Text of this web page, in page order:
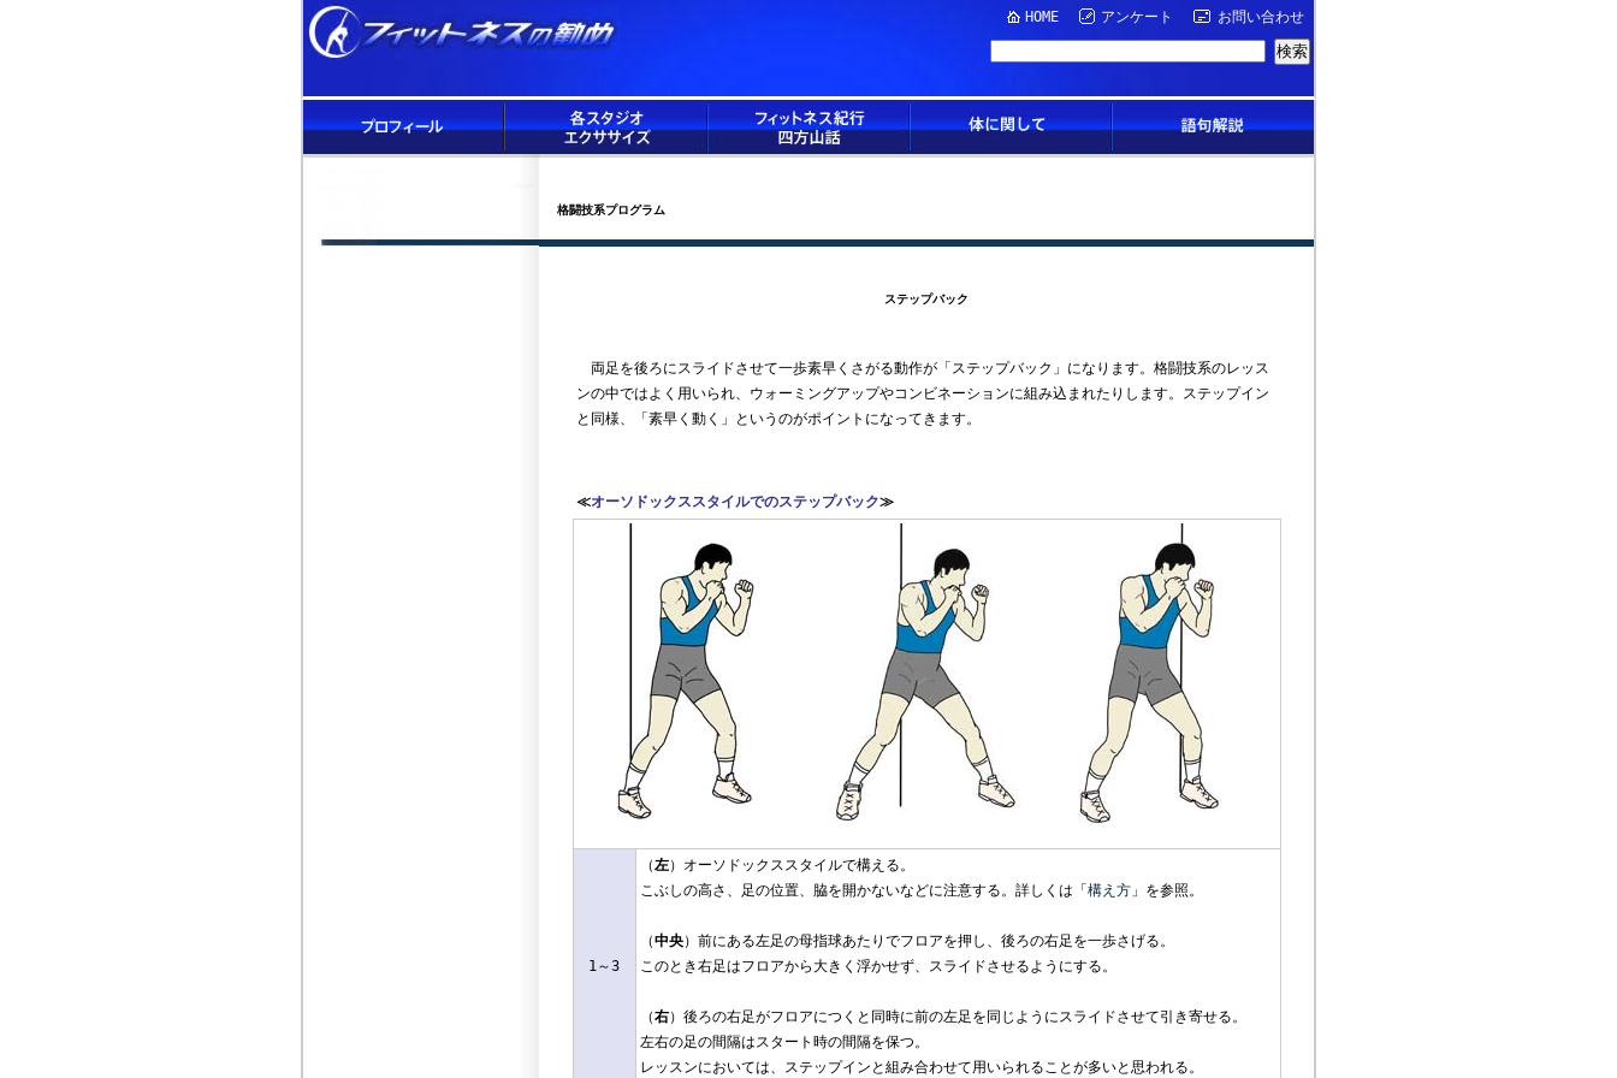
HOME アンケート お問い合わせ
格闘技系プログラム
ステップバック
両足を後ろにスライドさせて一歩素早くさがる動作が「ステップバック」になります。格闘技系のレッス
ンの中ではよく用いられ、ウォーミングアップやコンビネーションに組み込まれたりします。ステップイン
と同様、「素早く動く」というのがポイントになってきます。
≪オーソドックススタイルでのステップバック≫
1～3
（左）オーソドックススタイルで構える。
こぶしの高さ、足の位置、脇を開かないなどに注意する。詳しくは「 構え方」を参照。
（中央）前にある左足の母指球あたりでフロアを押し、後ろの右足を一歩さげる。
このとき右足はフロアから大きく浮かせず、スライドさせるようにする。
（右）後ろの右足がフロアにつくと同時に前の左足を同じようにスライドさせて引き寄せる。
左右の足の間隔はスタート時の間隔を保つ。
レッスンにおいては、ステップインと組み合わせて用いられることが多いと思われる。